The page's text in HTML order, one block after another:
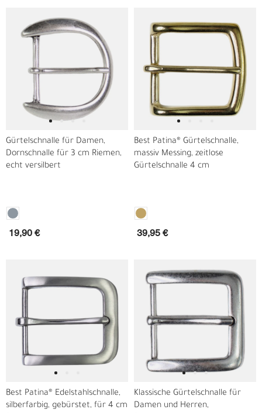
Gürtelschnalle für Damen,
Dornschnalle für 3 cm Riemen,
echt versilbert
19,90 €
Best Patina® Gürtelschnalle,
massiv Messing, zeitlose
Gürtelschnalle 4 cm
39,95 €
Best Patina® Edelstahlschnalle,
silberfarbig, gebürstet, für 4 cm
Klassische Gürtelschnalle für
Damen und Herren,